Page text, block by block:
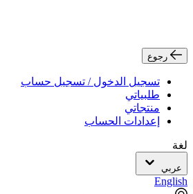
رجوع
تسجيل الدخول / تسجيل حساب
طلبياتي
منتجاتي
إعدادات الحساب
لغة
عربي
English